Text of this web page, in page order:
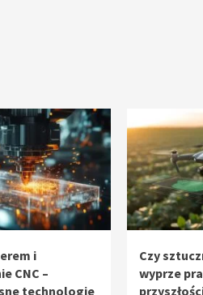
i
CNC –
technologie
Czy
wyprze